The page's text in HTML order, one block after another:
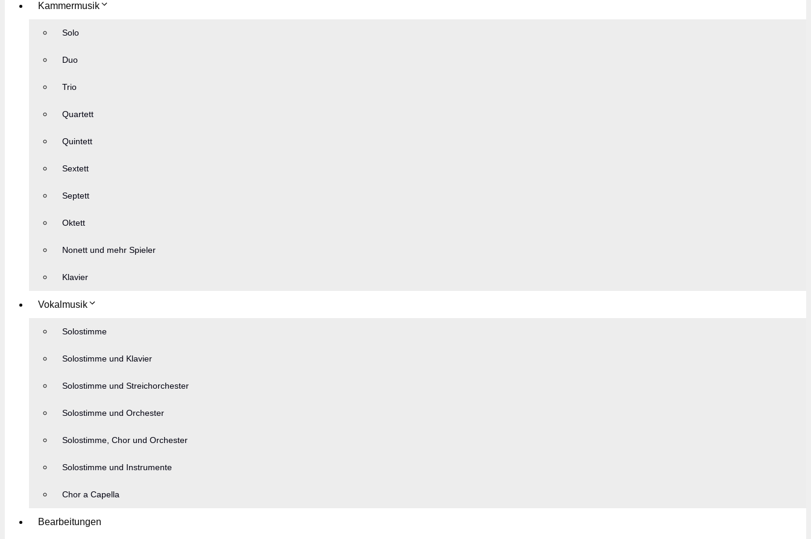
Kammermusik
Solo
Duo
Trio
Quartett
Quintett
Sextett
Septett
Oktett
Nonett und mehr Spieler
Klavier
Vokalmusik
Solostimme
Solostimme und Klavier
Solostimme und Streichorchester
Solostimme und Orchester
Solostimme, Chor und Orchester
Solostimme und Instrumente
Chor a Capella
Bearbeitungen